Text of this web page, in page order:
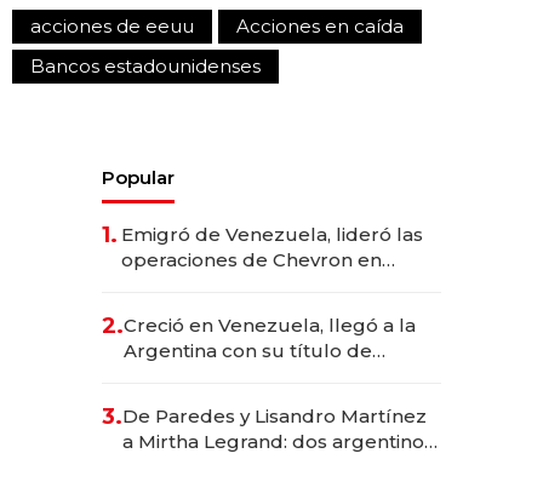
acciones de eeuu
Acciones en caída
Bancos estadounidenses
Popular
1. Emigró de Venezuela, lideró las
operaciones de Chevron en
2.Creció en Venezuela, llegó a la
Argentina con su título de
las marcas "fast premium"
3.De Paredes y Lisandro Martínez
a Mirtha Legrand: dos argentinos